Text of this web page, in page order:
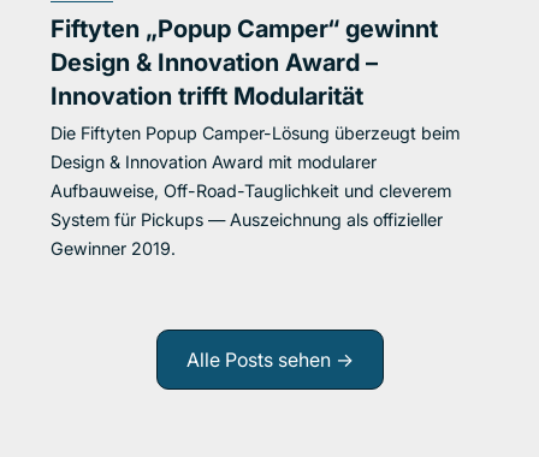
Fiftyten „Popup Camper“ gewinnt
Design & Innovation Award –
Innovation trifft Modularität
Die Fiftyten Popup Camper-Lösung überzeugt beim
Design & Innovation Award mit modularer
Aufbauweise, Off-Road-Tauglichkeit und cleverem
System für Pickups — Auszeichnung als offizieller
Gewinner 2019.
Alle Posts sehen ->